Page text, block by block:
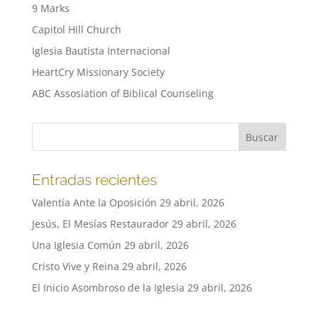
9 Marks
Capitol Hill Church
Iglesia Bautista Internacional
HeartCry Missionary Society
ABC Assosiation of Biblical Counseling
Entradas recientes
Valentía Ante la Oposición 29 abril, 2026
Jesús, El Mesías Restaurador 29 abril, 2026
Una Iglesia Común 29 abril, 2026
Cristo Vive y Reina 29 abril, 2026
El Inicio Asombroso de la Iglesia 29 abril, 2026